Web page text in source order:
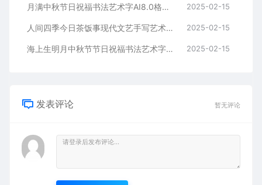
月满中秋节日祝福书法艺术字AI8.0格式激光打标文件通用矢量图 2025-02-15
人间四季今日茶饭事现代文艺手写艺术字AI8.0格式激光打标文件通用矢量图 2025-02-15
海上生明月中秋节节日祝福书法艺术字AI8.0格式激光打标文件通用矢量图 2025-02-15
发表评论 暂无评论